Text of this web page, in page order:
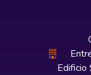
Edificio